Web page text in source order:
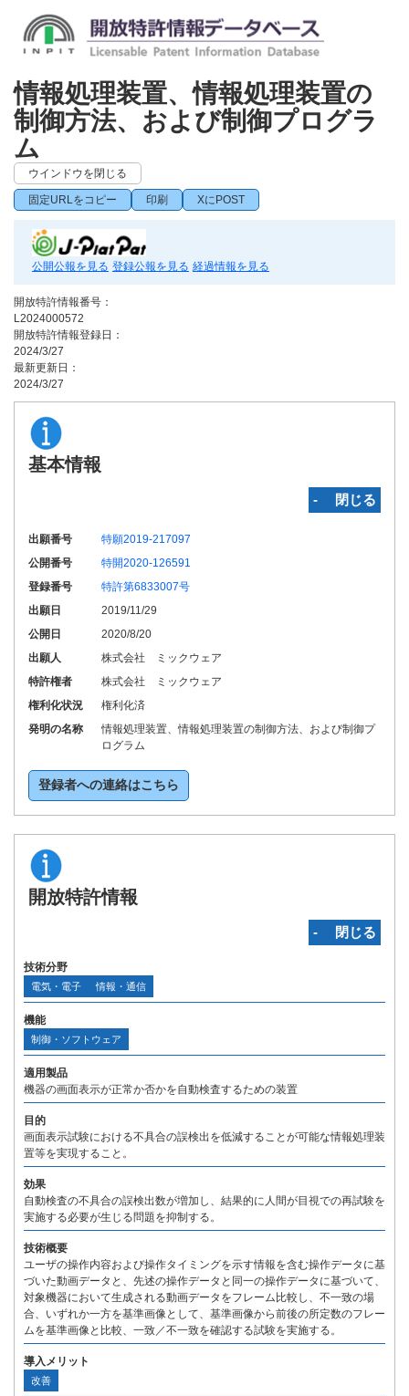
情報処理装置、情報処理装置の
制御方法、および制御プログラ
ム
ウインドウを閉じる
固定URLをコピー 印刷 XにPOST
公開公報を見る 登録公報を見る 経過情報を見る
開放特許情報番号：
L2024000572
開放特許情報登録日：
2024/3/27
最新更新日：
2024/3/27
基本情報
‐ 閉じる
出願番号
特願2019-217097
公開番号
特開2020-126591
登録番号
特許第6833007号
出願日
2019/11/29
公開日
2020/8/20
出願人
株式会社 ミックウェア
特許権者
株式会社 ミックウェア
権利化状況
権利化済
発明の名称
情報処理装置、情報処理装置の制御方法、および制御プ
ログラム
登録者への連絡はこちら
開放特許情報
‐ 閉じる
技術分野
電気・電子 情報・通信
機能
制御・ソフトウェア
適用製品
機器の画面表示が正常か否かを自動検査するための装置
目的
画面表示試験における不具合の誤検出を低減することが可能な情報処理装
置等を実現すること。
効果
自動検査の不具合の誤検出数が増加し、結果的に人間が目視での再試験を
実施する必要が生じる問題を抑制する。
技術概要
ユーザの操作内容および操作タイミングを示す情報を含む操作データに基
づいた動画データと、先述の操作データと同一の操作データに基づいて、
対象機器において生成される動画データをフレーム比較し、不一致の場
合、いずれか一方を基準画像として、基準画像から前後の所定数のフレー
ムを基準画像と比較、一致／不一致を確認する試験を実施する。
導入メリット
改善